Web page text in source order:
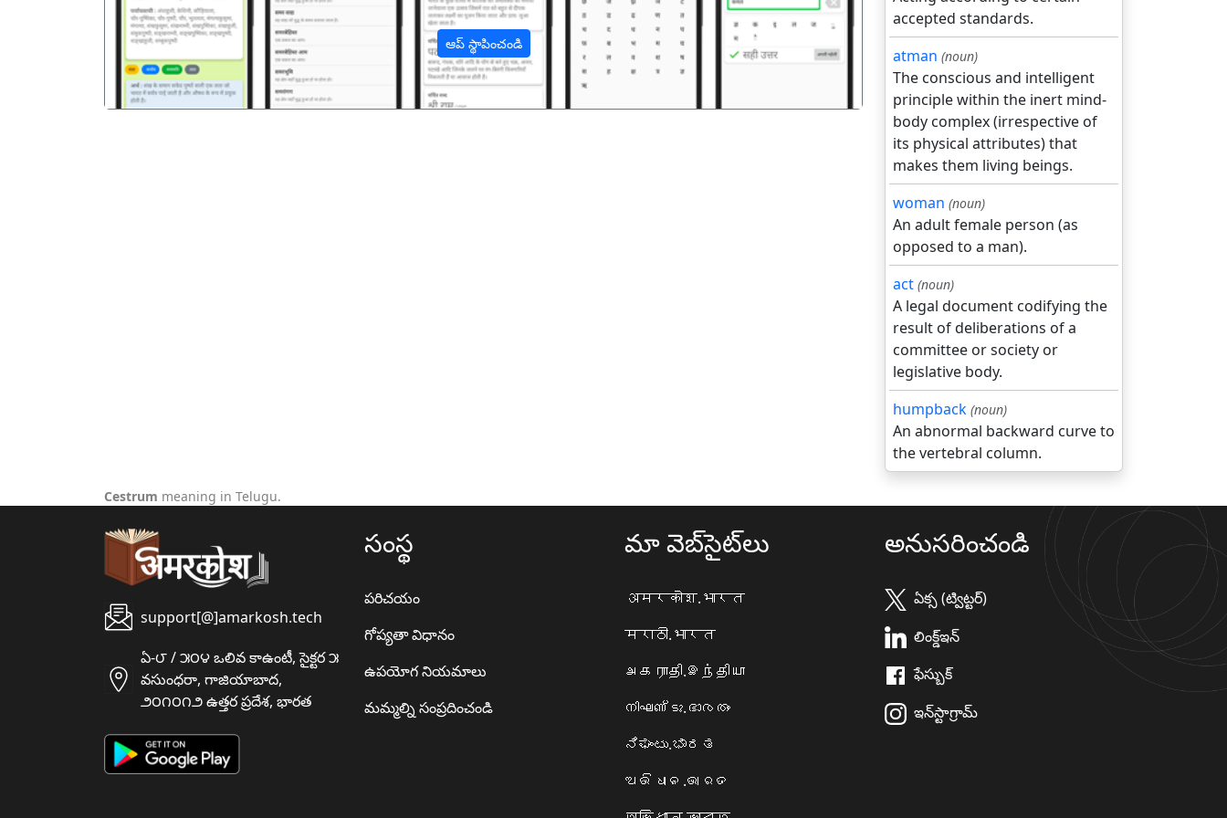
ఆప్ స్థాపించండి
accepted standards.
atman (noun)
The conscious and intelligent
principle within the inert mind-
body complex (irrespective of
its physical attributes) that
makes them living beings.
woman (noun)
An adult female person (as
opposed to a man).
act (noun)
A legal document codifying the
result of deliberations of a
committee or society or
legislative body.
humpback (noun)
An abnormal backward curve to
the vertebral column.
Cestrum meaning in Telugu.
support[@]amarkosh.tech
ఏ-౮ / ౫౦౪ ఒలివ కాఉంటీ, సైక్టర ౫
వసుంధరా, గాజియాబాద,
౨౦౧౦౧౨ ఉత్తర ప్రదేశ, భారత
సంస్థ
పరిచయం
గోప్యతా విధానం
ఉపయోగ నియమాలు
మమ్మల్ని సంప్రదించండి
మా వెబ్‌సైట్‌లు
अमरकोश.भारत
मराठी.भारत
அகராதி.இந்தியா
നിഘണ്ടു.ഭാരതം
ನಿಘಂಟು.ಭಾರತ
ଅଭିଧାନ.ଭାରତ
అనుసరించండి
ఏక్స (ట్విట్టర్)
లింక్డ్ఇన్
ఫేస్బుక్
ఇన్‌స్టాగ్రామ్